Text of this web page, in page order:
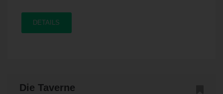
DETAILS
Die Taverne